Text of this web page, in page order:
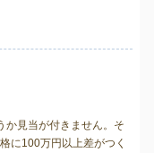
か見当が付きません。そ
に100万円以上差がつく